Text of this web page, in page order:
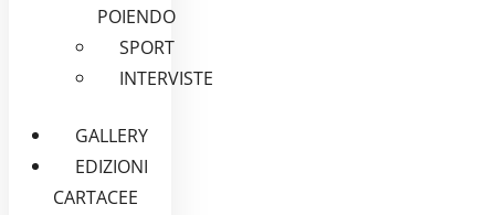
POIENDO
SPORT
INTERVISTE
GALLERY
EDIZIONI
CARTACEE